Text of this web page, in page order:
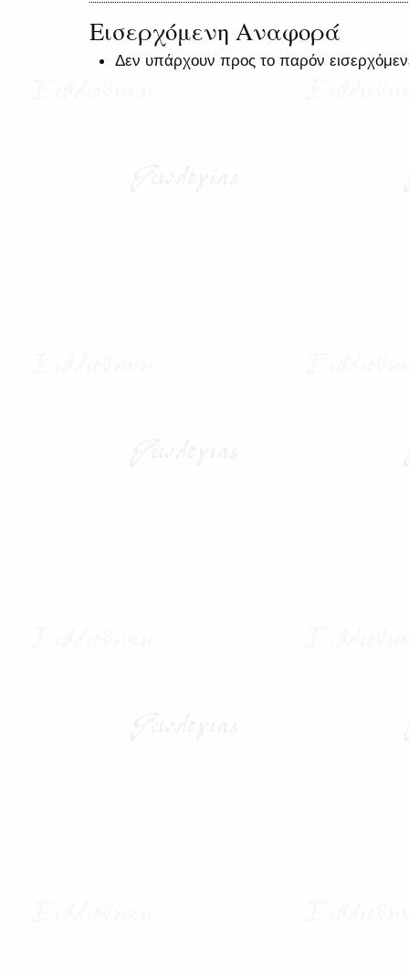
Εισερχόμενη Αναφορά
Δεν υπάρχουν προς το παρόν